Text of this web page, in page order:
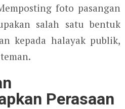
foto pasangan
salah satu bentuk
kepada halayak publik,
Perasaan